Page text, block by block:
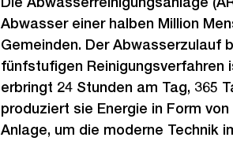
Abwasser einer halben Million
Gemeinden. Der Abwasserzulauf
fünfstufigen Reinigungsverfahren
erbringt 24 Stunden am Tag, 365
produziert sie Energie in Form
Anlage, um die moderne Technik